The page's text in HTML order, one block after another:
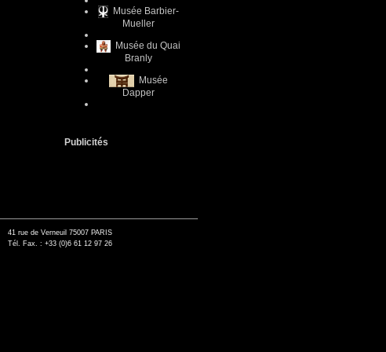
Musée Barbier-
Mueller
Musée du Quai
Branly
Musée
Dapper
Publicités
41 rue de Verneuil 75007 PARIS
Tél. Fax. : +33 (0)6 61 12 97 26